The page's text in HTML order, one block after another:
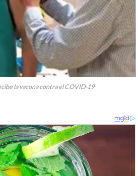
la vacuna contra el COVID-19